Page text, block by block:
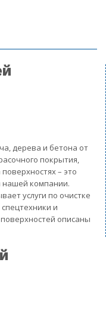
дерева и бетона от
покрытия,
– это
нашей компании.
услуги по очистке
и
описаны